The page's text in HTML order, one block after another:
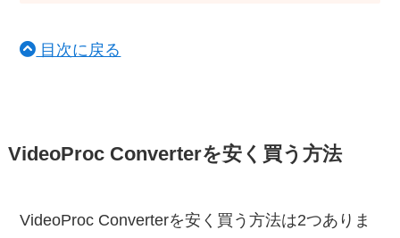
目次に戻る
VideoProc Converterを安く買う方法
VideoProc Converterを安く買う方法は2つありま